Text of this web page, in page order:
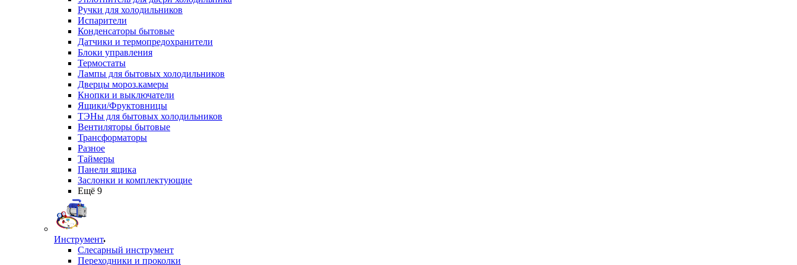
Ручки для холодильников
Испарители
Конденсаторы бытовые
Датчики и термопредохранители
Блоки управления
Термостаты
Лампы для бытовых холодильников
Дверцы мороз.камеры
Кнопки и выключатели
Ящики/Фруктовницы
ТЭНы для бытовых холодильников
Вентиляторы бытовые
Трансформаторы
Разное
Таймеры
Панели ящика
Заслонки и комплектующие
Ещё 9
Инструмент
Слесарный инструмент
Переходники и проколки